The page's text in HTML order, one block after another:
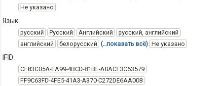
Не указано
Язык:
русский Русский Английский
русский, английский
английский
белорусский (…показать всё) Не указано
IFID:
CF83C05A-EA99-4BCD-81BE-A0ACF3C63579
FF9C63FD-4FE5-41A3-A370-C272DE6AA008